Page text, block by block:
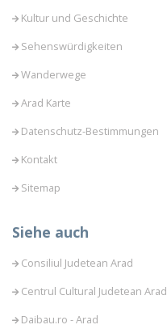
Kultur und Geschichte
Sehenswürdigkeiten
Wanderwege
Arad Karte
Datenschutz-Bestimmungen
Kontakt
Sitemap
Siehe auch
Consiliul Judetean Arad
Centrul Cultural Judetean Arad
Daibau.ro - Arad